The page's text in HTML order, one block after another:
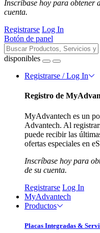
Inscríbase hoy para obtener
cuenta.
Registrarse Log In
Botón de panel
disponibles
Registrarse / Log In
Registro de
MyAdvantech es un
Advantech. Al
puede recibir las
ofertas especiales en
Inscríbase hoy para
de su cuenta.
Registrarse Log In
MyAdvantech
Productos
Placas Integradas &